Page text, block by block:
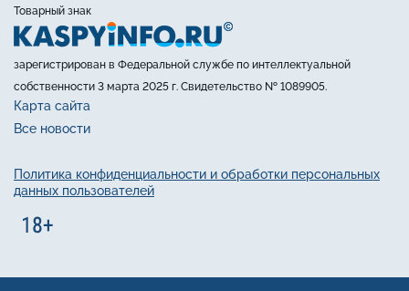
Товарный знак
зарегистрирован в Федеральной службе по интеллектуальной
собственности 3 марта 2025 г. Свидетельство № 1089905.
Карта сайта
Все новости
Политика конфиденциальности и обработки персональных
данных пользователей